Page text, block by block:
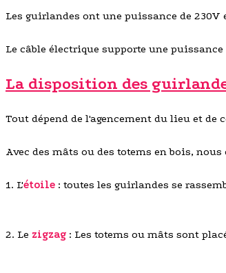
Les guirlandes ont une puissance de
Le câble électrique supporte une puissance
La disposition des
Tout dépend de l'agencement du lieu et
Avec des mâts ou des totems en bois,
1. L'étoile : toutes les guirlandes se
2. Le zigzag : Les totems ou mâts sont